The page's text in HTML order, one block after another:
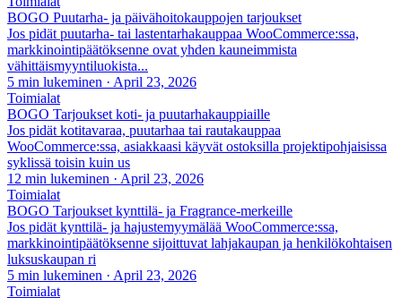
BOGO Puutarha- ja päivähoitokauppojen tarjoukset
Jos pidät puutarha- tai lastentarhakauppaa WooCommerce:ssa,
markkinointipäätöksenne ovat yhden kauneimmista
vähittäismyyntiluokista...
5 min lukeminen · April 23, 2026
Toimialat
BOGO Tarjoukset koti- ja puutarhakauppiaille
Jos pidät kotitavaraa, puutarhaa tai rautakauppaa
WooCommerce:ssa, asiakkaasi käyvät ostoksilla projektipohjaisissa
syklissä toisin kuin us
12 min lukeminen · April 23, 2026
Toimialat
BOGO Tarjoukset kynttilä- ja Fragrance-merkeille
Jos pidät kynttilä- ja hajustemyymälää WooCommerce:ssa,
markkinointipäätöksenne sijoittuvat lahjakaupan ja henkilökohtaisen
luksuskaupan ri
5 min lukeminen · April 23, 2026
Toimialat